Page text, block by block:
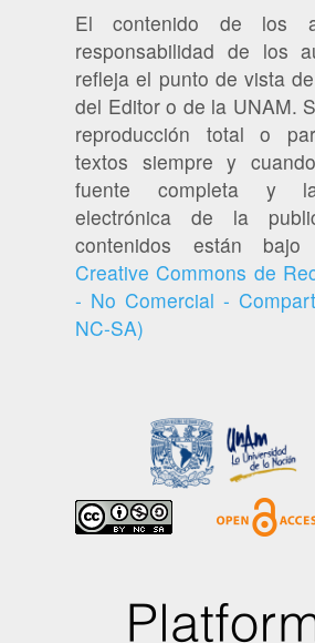
El contenido de los
responsabilidad de los
refleja el punto de vista
del Editor o de la UNAM.
reproducción total o
textos siempre y
fuente completa y
electrónica de la
contenidos están
Creative Commons de
- No Comercial -
NC-SA)